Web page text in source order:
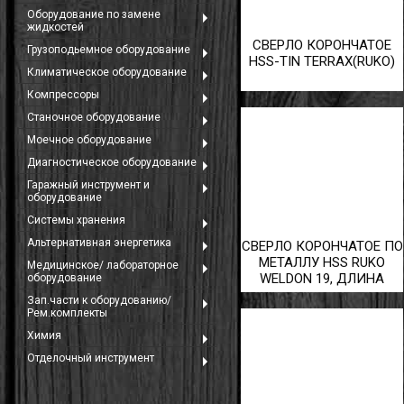
Оборудование по замене
жидкостей
Грузоподьемное оборудование
Климатическое оборудование
Компрессоры
Станочное оборудование
Моечное оборудование
Диагностическое оборудование
Гаражный инструмент и
оборудование
Системы хранения
Альтернативная энергетика
Медицинское/ лабораторное
оборудование
Зап.части к оборудованию/
Рем.комплекты
Химия
Отделочный инструмент
СВЕРЛО КОРОНЧАТОЕ
HSS-TIN TERRAX(RUKO)
СВЕРЛО КОРОНЧАТОЕ ПО
МЕТАЛЛУ HSS RUKO
WELDON 19, ДЛИНА
55ММ/30ММ